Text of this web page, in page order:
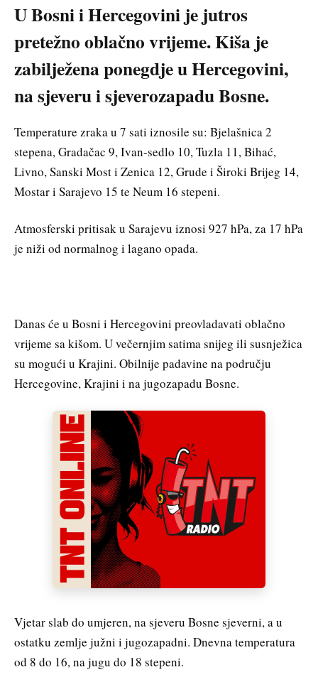
U Bosni i Hercegovini je jutros
pretežno oblačno vrijeme. Kiša je
zabilježena ponegdje u Hercegovini,
na sjeveru i sjeverozapadu Bosne.
Temperature zraka u 7 sati iznosile su: Bjelašnica 2
stepena, Gradačac 9, Ivan-sedlo 10, Tuzla 11, Bihać,
Livno, Sanski Most i Zenica 12, Grude i Široki Brijeg 14,
Mostar i Sarajevo 15 te Neum 16 stepeni.
Atmosferski pritisak u Sarajevu iznosi 927 hPa, za 17 hPa
je niži od normalnog i lagano opada.
Danas će u Bosni i Hercegovini preovladavati oblačno
vrijeme sa kišom. U večernjim satima snijeg ili susnježica
su mogući u Krajini. Obilnije padavine na području
Hercegovine, Krajini i na jugozapadu Bosne.
Vjetar slab do umjeren, na sjeveru Bosne sjeverni, a u
ostatku zemlje južni i jugozapadni. Dnevna temperatura
od 8 do 16, na jugu do 18 stepeni.